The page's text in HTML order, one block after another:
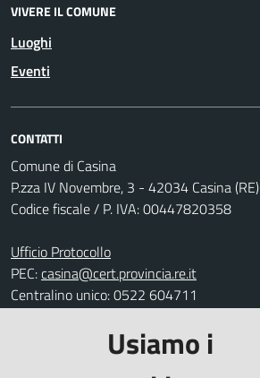
Usiamo i
VIVERE IL COMUNE
Luoghi
Eventi
CONTATTI
Comune di Casina
P.zza IV Novembre, 3 - 42034 Casina (RE)
Codice fiscale / P. IVA: 00447820358
Ufficio Protocollo
PEC:casina@cert.provincia.re.it
Centralino unico: 0522 604711